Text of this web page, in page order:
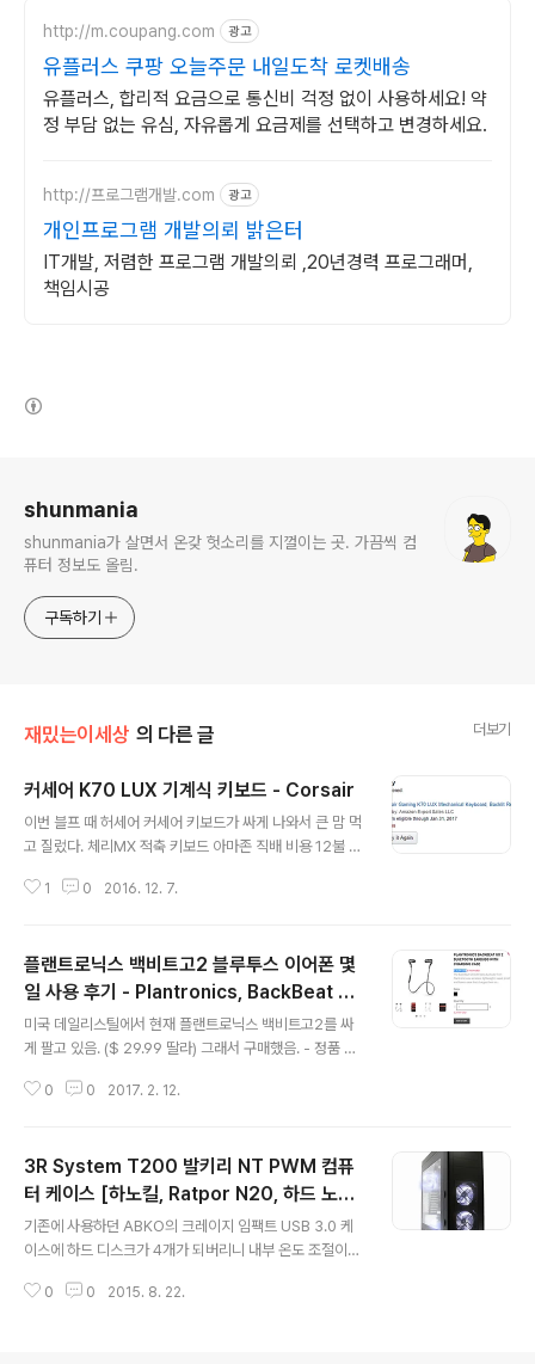
http://m.coupang.com 광고
유플러스 쿠팡 오늘주문 내일도착 로켓배송
유플러스, 합리적 요금으로 통신비 걱정 없이 사용하세요! 약
정 부담 없는 유심, 자유롭게 요금제를 선택하고 변경하세요.
http://프로그램개발.com 광고
개인프로그램 개발의뢰 밝은터
IT개발, 저렴한 프로그램 개발의뢰 ,20년경력 프로그래머,
책임시공
shunmania
shunmania가 살면서 온갖 헛소리를 지껄이는 곳. 가끔씩 컴
퓨터 정보도 올림.
구독하기
재밌는이세상 의 다른 글 더보기
커세어 K70 LUX 기계식 키보드 - Corsair
이번 블프 때 허세어 커세어 키보드가 싸게 나와서 큰 맘 먹
고 질렀다. 체리MX 적축 키보드 아마존 직배 비용 12불 포
배송이 올 때까지의 미칠듯한 기다림을 참고 또 참아 5일
박스) 박스를 한번 열어 볼까나............... 비닐 포장이 되있
군 키보드 본체를 꺼내고 구성품을 보니까....... 뭔가 많다.
왼쪽은 키보드 손목 받침대고 가운데는 키보드고..... 오른
쪽은 게이머를 위한 게이머 키캡이랑 키 리무버 키보드 비
닐을 벗겨보니까 알루미늄 프레임이 제법 때깔난다. 플라
스틱이 아니고 알루미늄이라 그런지 무게감이 상당하..
1 0 2016. 12. 7.
플랜트로닉스 백비트고2 블루투스 이어폰 몇
일 사용 후기 - Plantronics, BackBeat G
O 2, bluetooth, 무선 이어폰, 음질 좋은 이
어폰, 가성비 이어폰
미국 데일리스틸에서 현재 플랜트로닉스 백비트고2를 싸
게 팔고 있음. ($ 29.99 딸라) 그래서 구매했음. - 정품 박
이던 QY19 이어폰보다 음질 천억배 좋음 (벽 뒤에서 누가
조되있고 전체적으로 균형잡힌 느낌- 공간감 좋음- 배터리
실사용 3시간 감.- 배터리 대기도 쭉쭉 떨어짐- 그래서 이
어폰 보관 케이스에 보조 배터리 기능이 있음- 충전 케이스
배터리로 이어폰 두번 충전 가능함 - 고속 충전 기능이 없
어서 배터리 사용시간도 짧은 놈이 충전이 제법 오래 걸림-
총평은 나름 가성비 이어폰으로 인기있는 QY19에 비해 가
0 0 2017. 2. 12.
3R System T200 발키리 NT PWM 컴퓨
터 케이스 [하노킬, Ratpor N20, 하드 노이
즈 킬]
기존에 사용하던 ABKO의 크레이지 임팩트 USB 3.0 케
이스에 하드 디스크가 4개가 되버리니 내부 온도 조절이
우 하드디스크를 장착하려면 자체 하드디스크 가이드가 필
0 0 2015. 8. 22.